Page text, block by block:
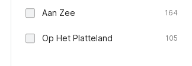
Aan Zee 164
Op Het Platteland 105